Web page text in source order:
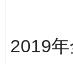
2019